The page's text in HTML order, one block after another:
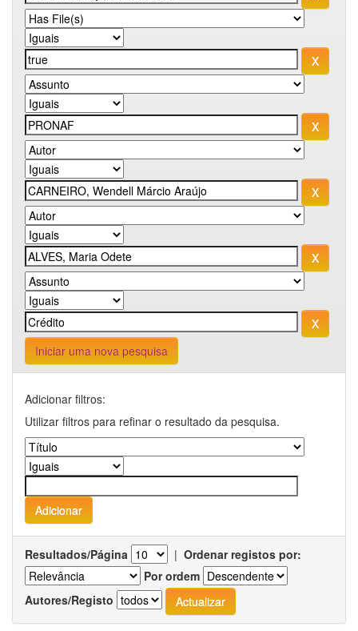
Iniciar uma nova pesquisa
Adicionar filtros:
Utilizar filtros para refinar o resultado da pesquisa.
Resultados/Página | Ordenar registos por:
Por ordem
Autores/Registo